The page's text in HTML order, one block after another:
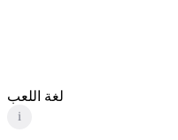
لغة اللعب
i